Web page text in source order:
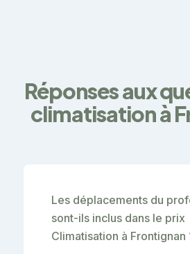
Réponses aux
climatisation à
Les déplacements du
sont-ils inclus dans le prix
Climatisation à Frontignan